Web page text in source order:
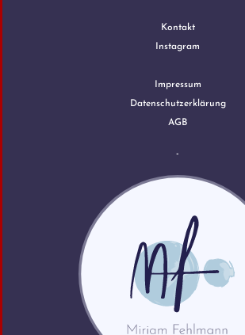
Kontakt
Instagram
Impressum
Datenschutzerklärung
AGB
-